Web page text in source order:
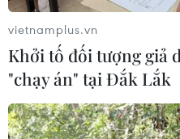
vietnamplus.vn
Khởi tố đối tượng giả
"chạy án" tại Đắk Lắk